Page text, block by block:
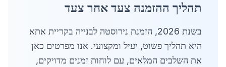
תהליך ההזמנה צעד אחר צעד
בשנת 2026, הזמנת נירוסטה לבנייה בקריית אתא
היא תהליך פשוט, יעיל ומקצועי. אנו מפרטים כאן
את השלבים המלאים, עם לוחות זמנים מדויקים,